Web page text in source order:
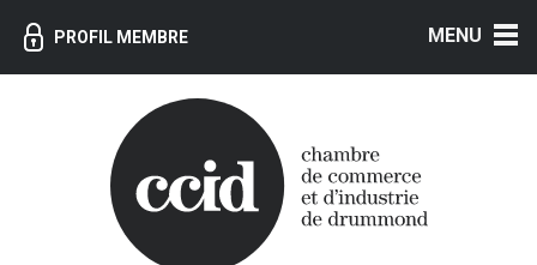
PROFIL MEMBRE MENU